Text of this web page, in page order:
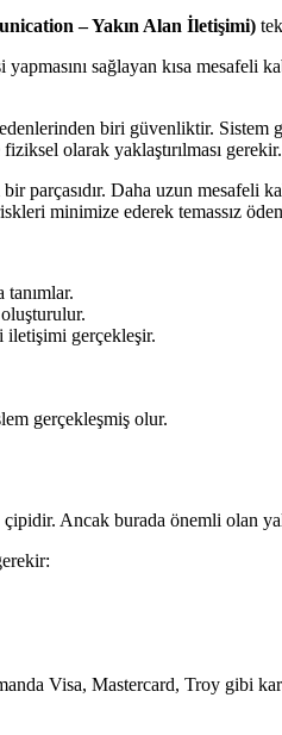
– Yakın Alan İletişimi)
sağlayan kısa
biri güvenliktir. Sistem
olarak yaklaştırılması gerekir.
parçasıdır. Daha uzun
minimize ederek temassız
tanımlar.
iletişimi gerçekleşir.
gerçekleşmiş olur.
Ancak burada önemli olan
Visa, Mastercard, Troy gibi